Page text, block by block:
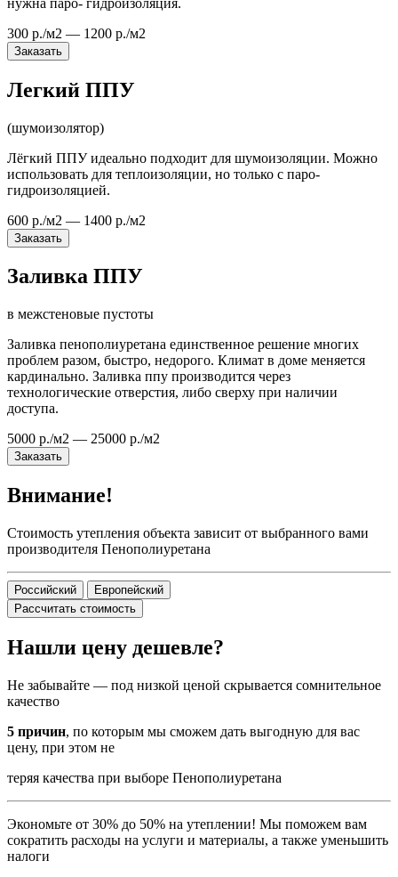
300 р./м2 — 1200 р./м2
Заказать
Легкий ППУ
(шумоизолятор)
Лёгкий ППУ идеально подходит для шумоизоляции. Можно
использовать для теплоизоляции, но только с паро-
гидроизоляцией.
600 р./м2 — 1400 р./м2
Заказать
Заливка ППУ
в межстеновые пустоты
Заливка пенополиуретана единственное решение многих
проблем разом, быстро, недорого. Климат в доме меняется
кардинально. Заливка ппу производится через
технологические отверстия, либо сверху при наличии
доступа.
5000 р./м2 — 25000 р./м2
Заказать
Внимание!
Стоимость утепления объекта зависит от выбранного вами
производителя Пенополиуретана
Российский
Европейский
Рассчитать стоимость
Нашли цену дешевле?
Не забывайте — под низкой ценой скрывается сомнительное
качество
5 причин, по которым мы сможем дать выгодную для вас
цену, при этом не
теряя качества при выборе Пенополиуретана
Экономьте от 30% до 50% на утеплении! Мы поможем вам
сократить расходы на услуги и материалы, а также уменьшить
налоги